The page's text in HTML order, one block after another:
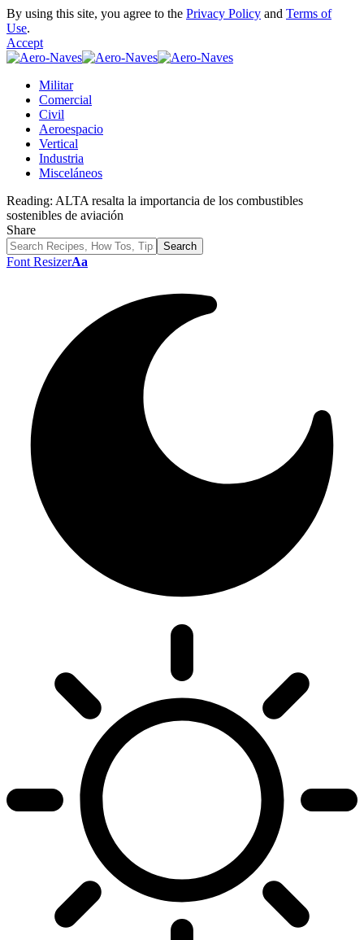
By using this site, you agree to the Privacy Policy and Terms of
Use.
Accept
Militar
Comercial
Civil
Aeroespacio
Vertical
Industria
Misceláneos
Reading: ALTA resalta la importancia de los combustibles
sostenibles de aviación
Share
Font ResizerAa